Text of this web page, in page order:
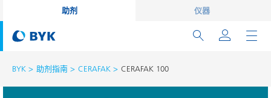
助剂 仪器
BYK 助剂指南 CERAFAK CERAFAK 100